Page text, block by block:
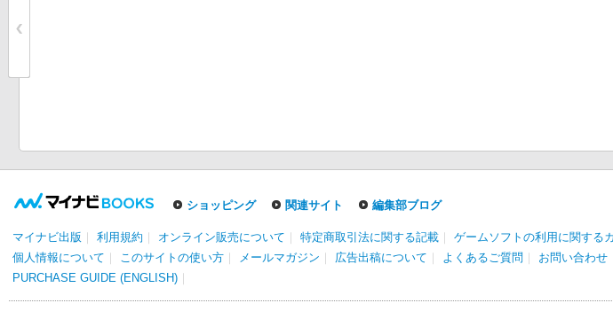
ショッピング 関連サイト 編集部ブログ
マイナビ出版 利用規約 オンライン販売について 特定商取引法に関する記載 ゲームソフトの利用に関する
個人情報について
このサイトの使い方 メールマガジン 広告出稿について よくあるご質問 お問い合わせ
PURCHASE GUIDE (ENGLISH)